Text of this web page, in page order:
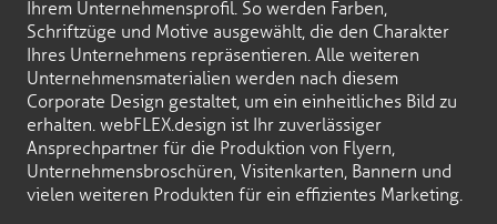
Ihrem Unternehmensprofil. So werden Farben,
Schriftzüge und Motive ausgewählt, die den Charakter
Ihres Unternehmens repräsentieren. Alle weiteren
Unternehmensmaterialien werden nach diesem
Corporate Design gestaltet, um ein einheitliches Bild zu
erhalten. webFLEX.design ist Ihr zuverlässiger
Ansprechpartner für die Produktion von Flyern,
Unternehmensbroschüren, Visitenkarten, Bannern und
vielen weiteren Produkten für ein effizientes Marketing.